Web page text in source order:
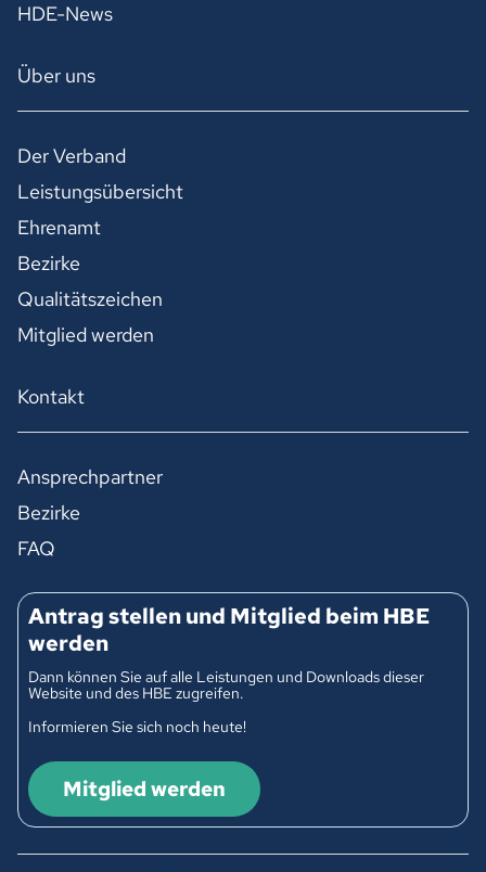
HDE-News
Über uns
Der Verband
Leistungsübersicht
Ehrenamt
Bezirke
Qualitätszeichen
Mitglied werden
Kontakt
Ansprechpartner
Bezirke
FAQ
Antrag stellen und Mitglied beim HBE
werden
Dann können Sie auf alle Leistungen und Downloads dieser
Website und des HBE zugreifen.
Informieren Sie sich noch heute!
Mitglied werden